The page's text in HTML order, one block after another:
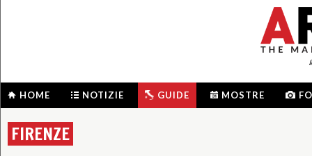
HOME NOTIZIE GUIDE MOSTRE
FIRENZE